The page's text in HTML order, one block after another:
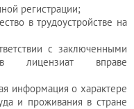
регистрации;
в трудоустройстве на
с заключенными
лицензиат вправе
информация о характере
и проживания в стране